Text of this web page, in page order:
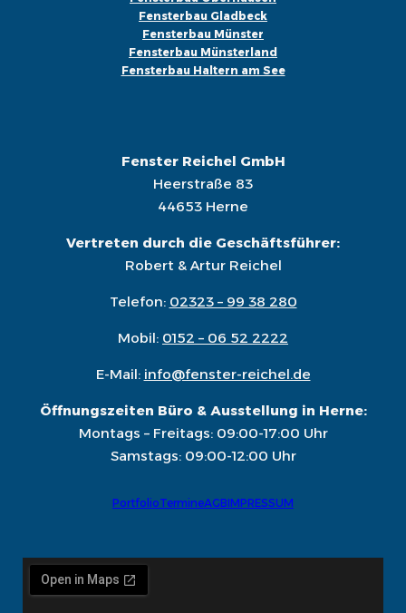
Fensterbau Gladbeck
Fensterbau Münster
Fensterbau Münsterland
Fensterbau Haltern am See
Fenster Reichel GmbH
Heerstraße 83
44653 Herne
Vertreten durch die Geschäftsführer:
Robert & Artur Reichel
Telefon: 02323 – 99 38 280
Mobil: 0152 – 06 52 2222
E-Mail: info@fenster-reichel.de
Öffnungszeiten Büro & Ausstellung in Herne:
Montags – Freitags: 09:00-17:00 Uhr
Samstags: 09:00-12:00 Uhr
PortfolioTermineAGBIMPRESSUM